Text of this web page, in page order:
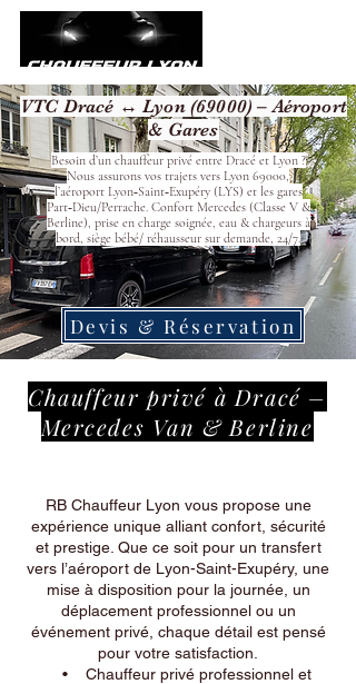
VTC Dracé ↔ Lyon (69000) – Aéroport
& Gares
Besoin d’un chauffeur privé entre Dracé et Lyon ?
Nous assurons vos trajets vers Lyon 69000,
l’aéroport Lyon‑Saint‑Exupéry (LYS) et les gares
Part‑Dieu/Perrache. Confort Mercedes (Classe V &
Berline), prise en charge soignée, eau & chargeurs à
bord, siège bébé/ réhausseur sur demande, 24/7.
Devis & Réservation
Chauffeur privé à Dracé –
Mercedes Van & Berline
RB Chauffeur Lyon vous propose une
expérience unique alliant confort, sécurité
et prestige. Que ce soit pour un transfert
vers l’aéroport de Lyon-Saint-Exupéry, une
mise à disposition pour la journée, un
déplacement professionnel ou un
événement privé, chaque détail est pensé
pour votre satisfaction.
• Chauffeur privé professionnel et